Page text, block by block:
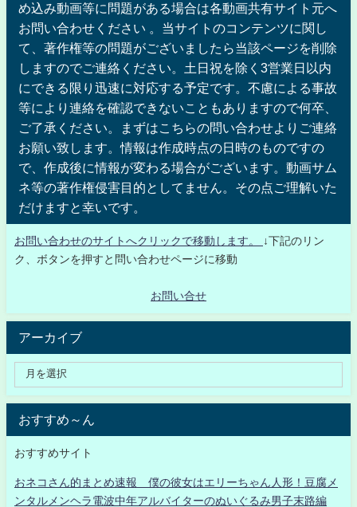
め込み動画等に問題がある場合は各動画共有サイト元へ
お問い合わせください 。当サイトのコンテンツに関し
て、著作権等の問題がございましたら当該ページを削除
しますのでご連絡ください。土日祝を除く3営業日以内
にできる限り迅速に対応する予定です。不慮による事故
等により連絡を確認できないこともありますので何卒、
ご了承ください。まずはこちらの問い合わせよりご連絡
お願い致します。情報は作成時点の日時のものですの
で、作成後に情報が変わる場合がございます。動画サム
ネ等の著作権侵害目的としてません。その点ご理解いた
だけますと幸いです。
お問い合わせのサイトへクリックで移動します。
↓下記のリン
ク、ボタンを押すと問い合わせページに移動
お問い合せ
アーカイブ
おすすめ～ん
おすすめサイト
おネコさん的まとめ速報 僕の彼女はエリーちゃん人形！豆腐メ
ンタルメンヘラ電波中年アルバイターのぬいぐるみ男子末路編